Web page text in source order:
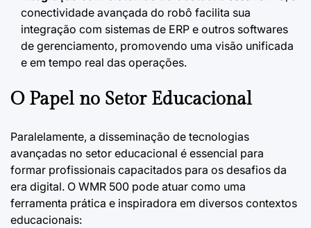
conectividade avançada do robô facilita sua
integração com sistemas de ERP e outros softwares
de gerenciamento, promovendo uma visão unificada
e em tempo real das operações.
O Papel no Setor Educacional
Paralelamente, a disseminação de tecnologias
avançadas no setor educacional é essencial para
formar profissionais capacitados para os desafios da
era digital. O WMR 500 pode atuar como uma
ferramenta prática e inspiradora em diversos contextos
educacionais: